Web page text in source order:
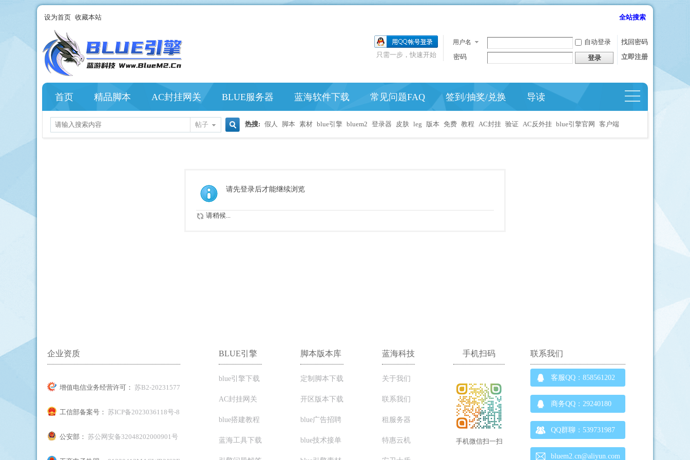
设为首页 收藏本站 全站搜索
用户名 自动登录
找回密码
密码
登录 立即注册
只需一步，快速开始
首页 精品脚本 AC封挂网关 BLUE服务器 蓝海软件下载 常见问题FAQ 签到/抽奖/兑换 导读
帖子
搜
索
热搜: 假人 脚本 素材 blue引擎 bluem2 登录器 皮肤 leg 版本 免费 教程 AC封挂 验证 AC反外挂 blue引擎官网 客户端
请先登录后才能继续浏览
请稍候...
企业资质
增值电信业务经营许可： 苏B2-20231577
工信部备案号： 苏ICP备2023036118号-8
公安部： 苏公网安备32048202000901号
BLUE引擎
blue引擎下载
AC封挂网关
blue搭建教程
蓝海工具下载
脚本版本库
定制脚本下载
开区版本下载
blue广告招聘
blue技术接单
蓝海科技
关于我们
联系我们
租服务器
特惠云机
手机扫码
手机微信扫一扫
联系我们
客服QQ：858561202
商务QQ：29240180
QQ群聊：539731987
bluem2.cn@aliyun.com